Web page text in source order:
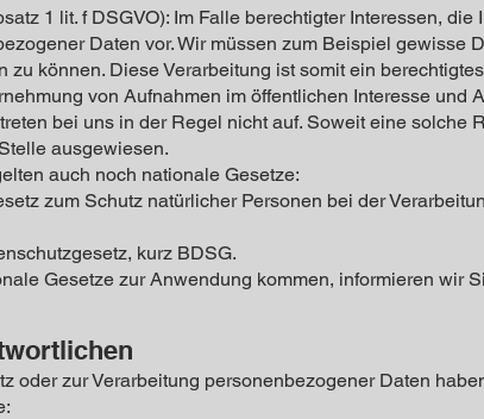
1 lit. f DSGVO): Im Falle berechtigter Interessen,
Daten vor. Wir müssen zum Beispiel gewisse
können. Diese Verarbeitung ist somit ein
von Aufnahmen im öffentlichen Interesse und
bei uns in der Regel nicht auf. Soweit eine solche
ausgewiesen.
auch noch nationale Gesetze:
zum Schutz natürlicher Personen bei der
kurz BDSG.
Gesetze zur Anwendung kommen, informieren wir
oder zur Verarbeitung personenbezogener Daten